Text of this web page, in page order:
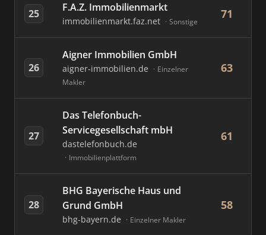
25 F.A.Z. Immobilienmarkt
immobilienmarkt.faz.net Sonstige
71
26
Aigner Immobilien GmbH
aigner-immobilien.de
Einzelner
Makler
63
27
Das Telefonbuch-
Servicegesellschaft mbH
dastelefonbuch.de
Immobilienplattform
61
28
BHG Bayerische Haus und
Grund GmbH
bhg-bayern.de Einzelner Makler
58